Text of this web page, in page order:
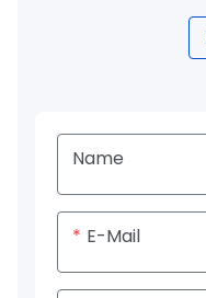
Name
E-Mail